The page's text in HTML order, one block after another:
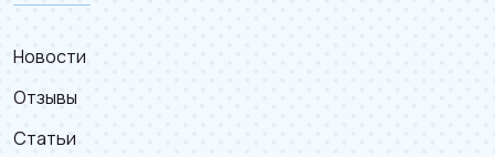
Новости
Отзывы
Статьи